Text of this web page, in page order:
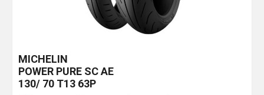
MICHELIN
POWER PURE SCAE
130/ 70 T13 63P